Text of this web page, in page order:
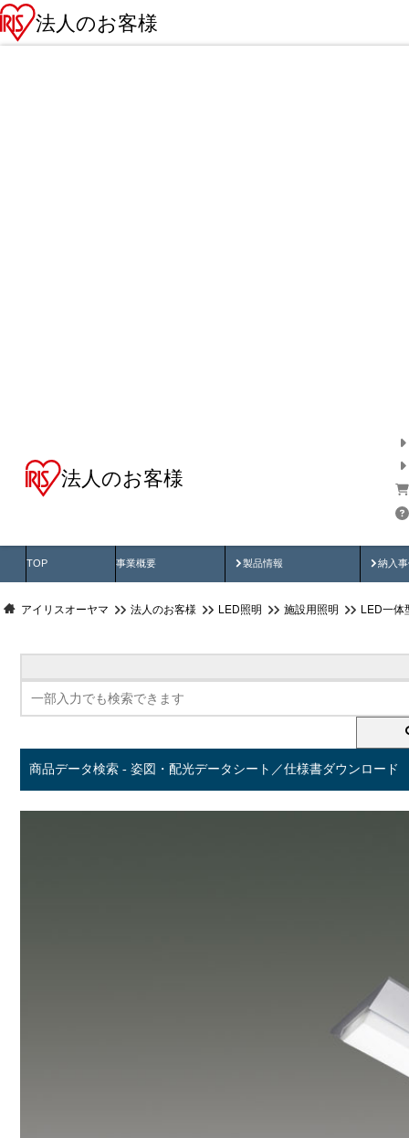
法人のお客様
法人のお客様
TOP 事業概要 製品情報
製品動画 納入
納
アイリスオーヤマ 法人のお客様 LED照明 施設用照明 LED一体
商品データ検索 - 姿図・配光データシート／仕様書ダウンロード